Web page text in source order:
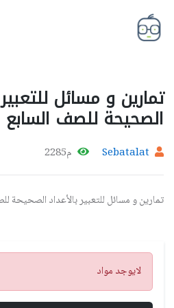
تمارين و مسائل للتعبير
الصحيحة للصف
Sebatalat م2285
تمارين و مسائل للتعبير بالأعداد الصحيحة
تنبيه
لايوجد مواد